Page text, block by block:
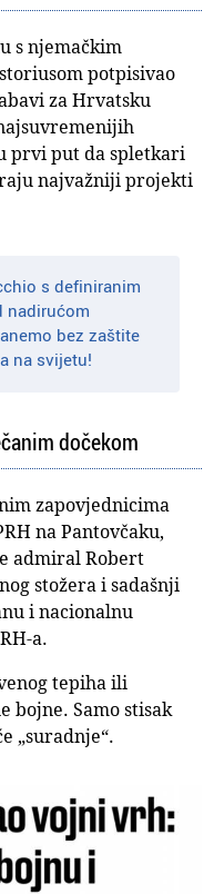
s njemačkim
potpisivao
za Hrvatsku
prvi put da spletkari
najvažniji projekti
s definiranim
nadirućom
bez zaštite
na svijetu!
dočekom
zapovjednicima
na Pantovčaku,
admiral Robert
stožera i sadašnji
i nacionalnu
a.
tepiha ili
bojne. Samo stisak
„suradnje“.